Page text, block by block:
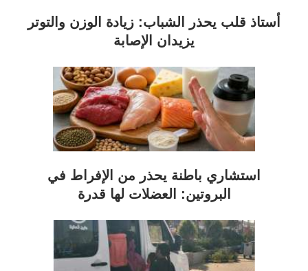
أستاذ قلب يحذر الشباب: زيادة الوزن والتوتر
يزيدان الإصابة
استشاري باطنة يحذر من الإفراط في
البروتين: العضلات لها قدرة